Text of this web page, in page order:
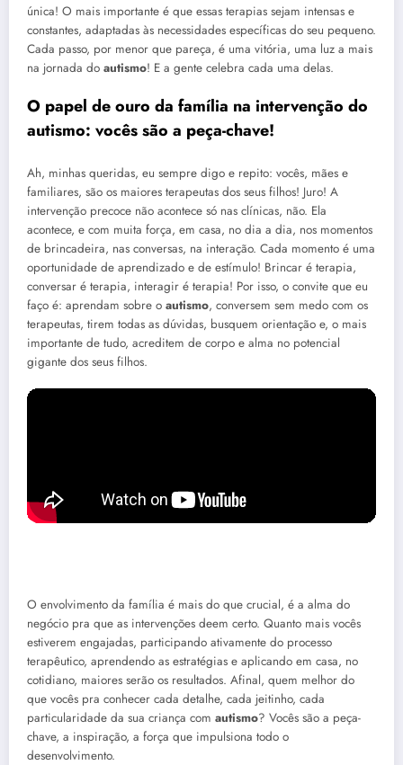
única! O mais importante é que essas terapias sejam intensas e
constantes, adaptadas às necessidades específicas do seu pequeno.
Cada passo, por menor que pareça, é uma vitória, uma luz a mais
na jornada do autismo! E a gente celebra cada uma delas.
O papel de ouro da família na intervenção do
autismo: vocês são a peça-chave!
Ah, minhas queridas, eu sempre digo e repito: vocês, mães e
familiares, são os maiores terapeutas dos seus filhos! Juro! A
intervenção precoce não acontece só nas clínicas, não. Ela
acontece, e com muita força, em casa, no dia a dia, nos momentos
de brincadeira, nas conversas, na interação. Cada momento é uma
oportunidade de aprendizado e de estímulo! Brincar é terapia,
conversar é terapia, interagir é terapia! Por isso, o convite que eu
faço é: aprendam sobre o autismo, conversem sem medo com os
terapeutas, tirem todas as dúvidas, busquem orientação e, o mais
importante de tudo, acreditem de corpo e alma no potencial
gigante dos seus filhos.
O envolvimento da família é mais do que crucial, é a alma do
negócio pra que as intervenções deem certo. Quanto mais vocês
estiverem engajadas, participando ativamente do processo
terapêutico, aprendendo as estratégias e aplicando em casa, no
cotidiano, maiores serão os resultados. Afinal, quem melhor do
que vocês pra conhecer cada detalhe, cada jeitinho, cada
particularidade da sua criança com autismo? Vocês são a peça-
chave, a inspiração, a força que impulsiona todo o
desenvolvimento.